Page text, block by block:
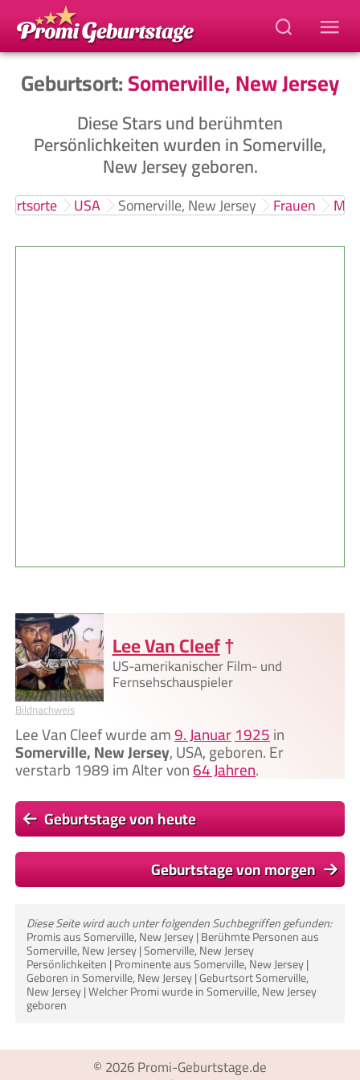
Geburtsort:Somerville, New Jersey
Diese Stars und berühmten
Persönlichkeiten wurden in Somerville,
New Jersey geboren.
USA Somerville, New Jersey Frauen
Bildnachweis
Lee Van Cleef†
US-amerikanischer Film- und
Fernsehschauspieler
Lee Van Cleef wurde am9. Januar1925in
Somerville, New Jersey, USA, geboren. Er
verstarb 1989 im Alter von64 Jahren.
Geburtstage von heute
Geburtstage von morgen
Diese Seite wird auch unter folgenden Suchbegriffen gefunden:
Promis aus Somerville, New Jersey | Berühmte Personen aus
Somerville, New Jersey | Somerville, New Jersey
Persönlichkeiten | Prominente aus Somerville, New Jersey |
Geboren in Somerville, New Jersey | Geburtsort Somerville,
New Jersey | Welcher Promi wurde in Somerville, New Jersey
geboren
© 2026Promi-Geburtstage.de